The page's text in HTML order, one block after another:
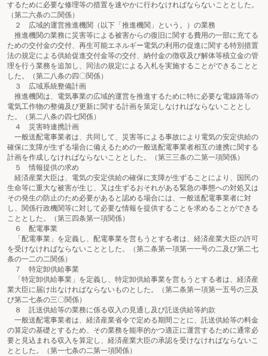
するために必要な修理等の措置を速やかに行わなければならないこととした。
（第二六条の二関係）
２ 広域的運営推進機関（以下「推進機関」という。）の業務
推進機関の業務に災害等による被害からの復旧に関する費用の一部に充てる
ための交付金の交付、再生可能エネルギー電気の利用の促進に関する特別措置
法の規定による供給促進交付金等の交付、納付金の徴収及び解体等積立金の管
理を行う業務を追加し、同法の規定による入札を実施することができることと
した。（第二八条の四〇関係）
３ 広域系統整備計画
推進機関は、電気事業の広域的運営を推進するために特に必要な電線路等の
電気工作物の整備及び更新に関する計画を策定しなければならないこととし
た。（第二八条の四七関係）
４ 災害時連携計画
一般送配電事業者は、共同して、災害等による事故により電気の安定供給の
確保に支障が生ずる場合に備えるための一般送配電事業者相互の連携に関する
計画を作成しなければならないこととした。（第三三条の二第一項関係）
５ 情報提供の求め
経済産業大臣は、電気の安定供給の確保に支障が生ずることにより、国民の
生命等に重大な被害が生じ、又は生ずるおそれがある緊急の事態への対処又は
その発生の防止のため必要があると認める場合には、一般送配電事業者に対
し、関係行政機関等に対して必要な情報を提供することを求めることができる
こととした。（第三四条第一項関係）
６ 配電事業
「配電事業」を定義し、配電事業を営もうとする者は、経済産業大臣の許可
を受けなければならないこととした。（第二条第一項第一一号の二及び第二七
条の一二の二関係）
７ 特定卸供給事業
「特定卸供給事業」を定義し、特定卸供給事業を営もうとする者は、経済産
業大臣に届け出なければならないものとした。（第二条第一項第一五号の三及
び第二七条の三〇関係）
８ 託送供給等の業務に係る収入の見通し及び託送供給等約款
一般送配電事業者は、経済産業省令で定める期間ごとに、託送供給等の料金
の算定の基礎とするため、その業務を能率的かつ適正に運営するために通常必
要と見込まれる収入を算定し、経済産業大臣の承認を受けなければならないこ
ととした。（第一七条の二第一項関係）